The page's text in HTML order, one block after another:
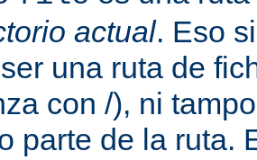
actual. Eso
una ruta de
con /), ni
parte de la ruta.